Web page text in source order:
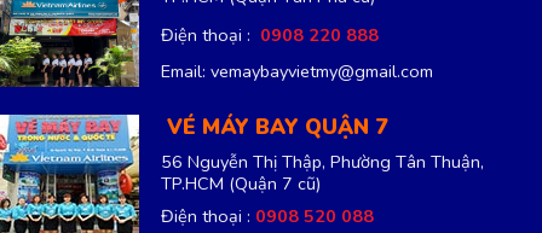
Điện thoại : 0908 220 888
Email: vemaybayvietmy@gmail.com
VÉ MÁY BAY QUẬN 7
56 Nguyễn Thị Thập, Phường Tân Thuận,
TP.HCM (Quận 7 cũ)
Điện thoại : 0908 520 088